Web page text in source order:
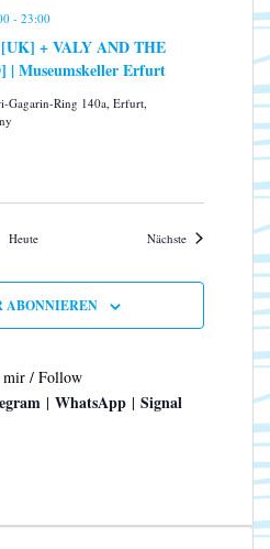
+ VALY AND THE
| Museumskeller Erfurt
- 23:00
Gagarin-Ring 140a, Erfurt,
Heute NächsteVeranstaltungen
ABONNIEREN
mir / Follow
| WhatsApp| Signal